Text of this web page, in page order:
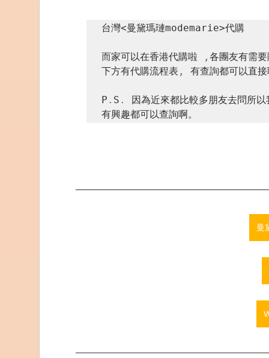
台灣<曼黛瑪璉modemarie>代購
而家可以在香港代購啦 , 各團友有需
下方有代購流程表 , 有查詢都可以直
P . S .
因為近來都比較多朋友去問所
曼